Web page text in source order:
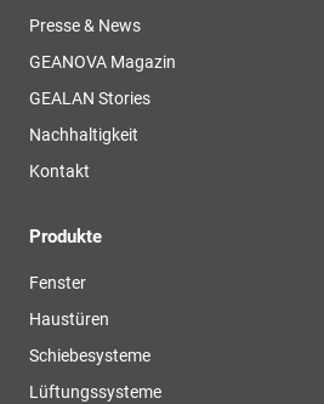
Presse & News
GEANOVA Magazin
GEALAN Stories
Nachhaltigkeit
Kontakt
Produkte
Fenster
Haustüren
Schiebesysteme
Lüftungssysteme